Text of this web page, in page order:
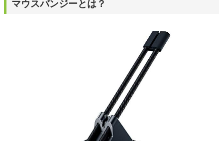
マウスバンジーとは？